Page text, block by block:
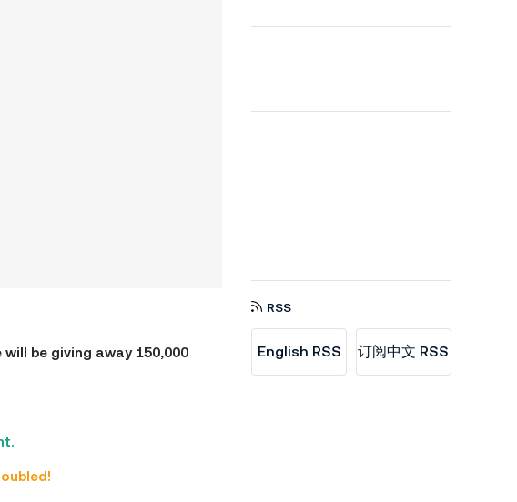
will be giving away 150,000
RSS
English RSS 订阅中文 RSS